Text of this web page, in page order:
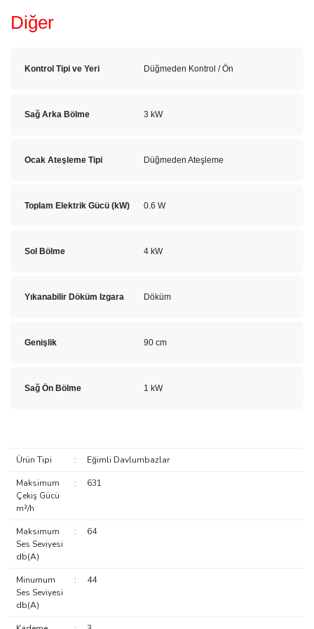
Diğer
Kontrol Tipi ve Yeri Düğmeden Kontrol / Ön
Sağ Arka Bölme 3 kW
Ocak Ateşleme Tipi Düğmeden Ateşleme
Toplam Elektrik Gücü (kW) 0.6 W
Sol Bölme 4 kW
Yıkanabilir Döküm Izgara Döküm
Genişlik 90 cm
Sağ Ön Bölme 1 kW
Ürün Tipi : Eğimli Davlumbazlar
Maksimum
Çekiş Gücü
m³/h
: 631
Maksimum
Ses Seviyesi
db(A)
: 64
Minumum
Ses Seviyesi
db(A)
: 44